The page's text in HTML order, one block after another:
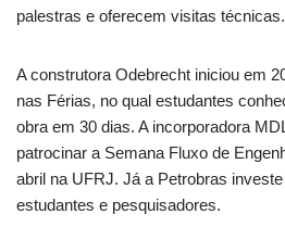
palestras e oferecem visitas técnicas.
A construtora Odebrecht iniciou em
nas Férias, no qual estudantes
obra em 30 dias. A incorporadora
patrocinar a Semana Fluxo de
abril na UFRJ. Já a Petrobras
estudantes e pesquisadores.